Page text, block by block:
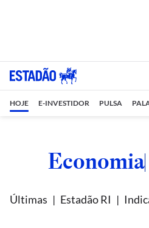
HOJE E-INVESTIDOR PULSA
Economia
Últimas Estadão RI